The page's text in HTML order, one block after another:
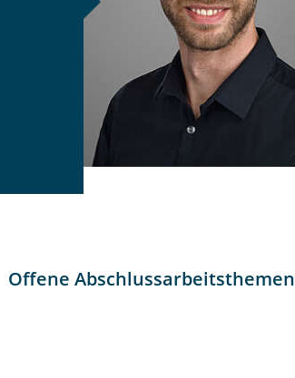
Offene Abschlussarbeitsthemen